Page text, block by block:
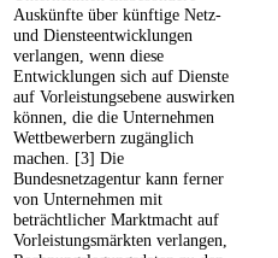
Auskünfte über künftige Netz-
und Diensteentwicklungen
verlangen, wenn diese
Entwicklungen sich auf Dienste
auf Vorleistungsebene auswirken
können, die die Unternehmen
Wettbewerbern zugänglich
machen. [3] Die
Bundesnetzagentur kann ferner
von Unternehmen mit
beträchtlicher Marktmacht auf
Vorleistungsmärkten verlangen,